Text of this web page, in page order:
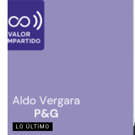
LO ÚLTIMO